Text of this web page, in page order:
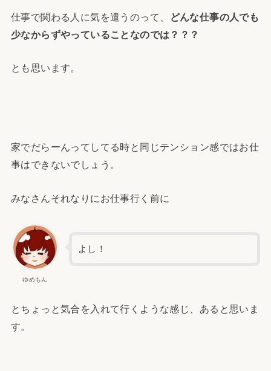
仕事で関わる人に気を遣うのって、
どんな仕事の人でも
少なからずやっていることなのでは？？？
とも思います。
家でだらーんってしてる時と同じテンション感ではお仕
事はできないでしょう。
みなさんそれなりにお仕事行く前に
ゆめもん
よし！
とちょっと気合を入れて行くような感じ、あると思いま
す。